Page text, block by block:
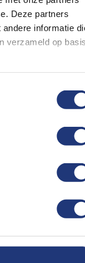
Deze partners
informatie
verzameld op
50x75cm
toe
aan